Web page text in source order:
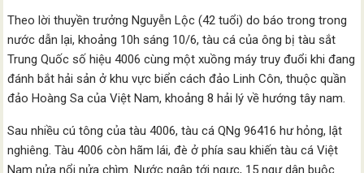
Theo lời thuyền trưởng Nguyễn Lộc (42 tuổi) do báo trong trong
nước dẫn lại, khoảng 10h sáng 10/6, tàu cá của ông bị tàu sắt
Trung Quốc số hiệu 4006 cùng một xuồng máy truy đuổi khi đang
đánh bắt hải sản ở khu vực biển cách đảo Linh Côn, thuộc quần
đảo Hoàng Sa của Việt Nam, khoảng 8 hải lý về hướng tây nam.
Sau nhiều cú tông của tàu 4006, tàu cá QNg 96416 hư hỏng, lật
nghiêng. Tàu 4006 còn hãm lái, đè ở phía sau khiến tàu cá Việt
Nam nửa nổi nửa chìm. Nước ngập tới ngực, 15 ngư dân buộc